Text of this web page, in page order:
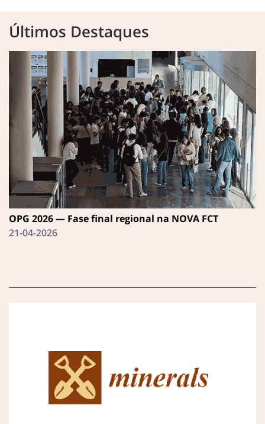
Últimos Destaques
OPG 2026 — Fase final regional na NOVA FCT
21-04-2026